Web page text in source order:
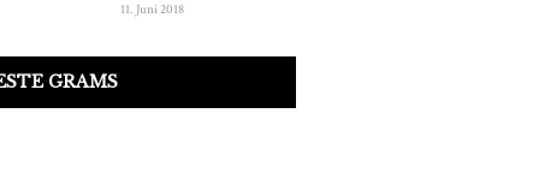
11. Juni 2018
GRAMS